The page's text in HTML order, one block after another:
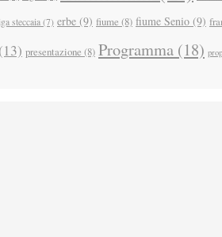
steccaia (7) erbe (9) fiume (8) fiume Senio (9)
(13) presentazione (8) Programma (18)